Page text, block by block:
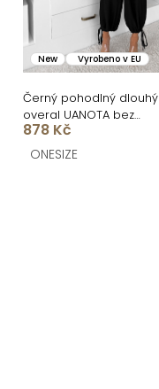
New Vyrobeno v EU
Černý pohodlný dlouhý
overal UANOTA bez
ramínek
878 Kč
ONESIZE